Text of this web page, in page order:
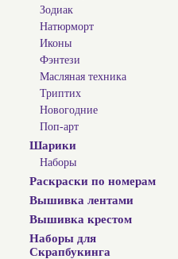
Зодиак
Натюрморт
Иконы
Фэнтези
Масляная техника
Триптих
Новогодние
Поп-арт
Шарики
Наборы
Раскраски по номерам
Вышивка лентами
Вышивка крестом
Наборы для
Скрапбукинга